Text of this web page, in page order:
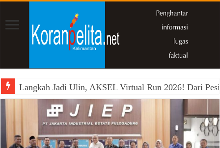
Langkah Jadi Ulin, AKSEL Virtual Run 2026! Dari